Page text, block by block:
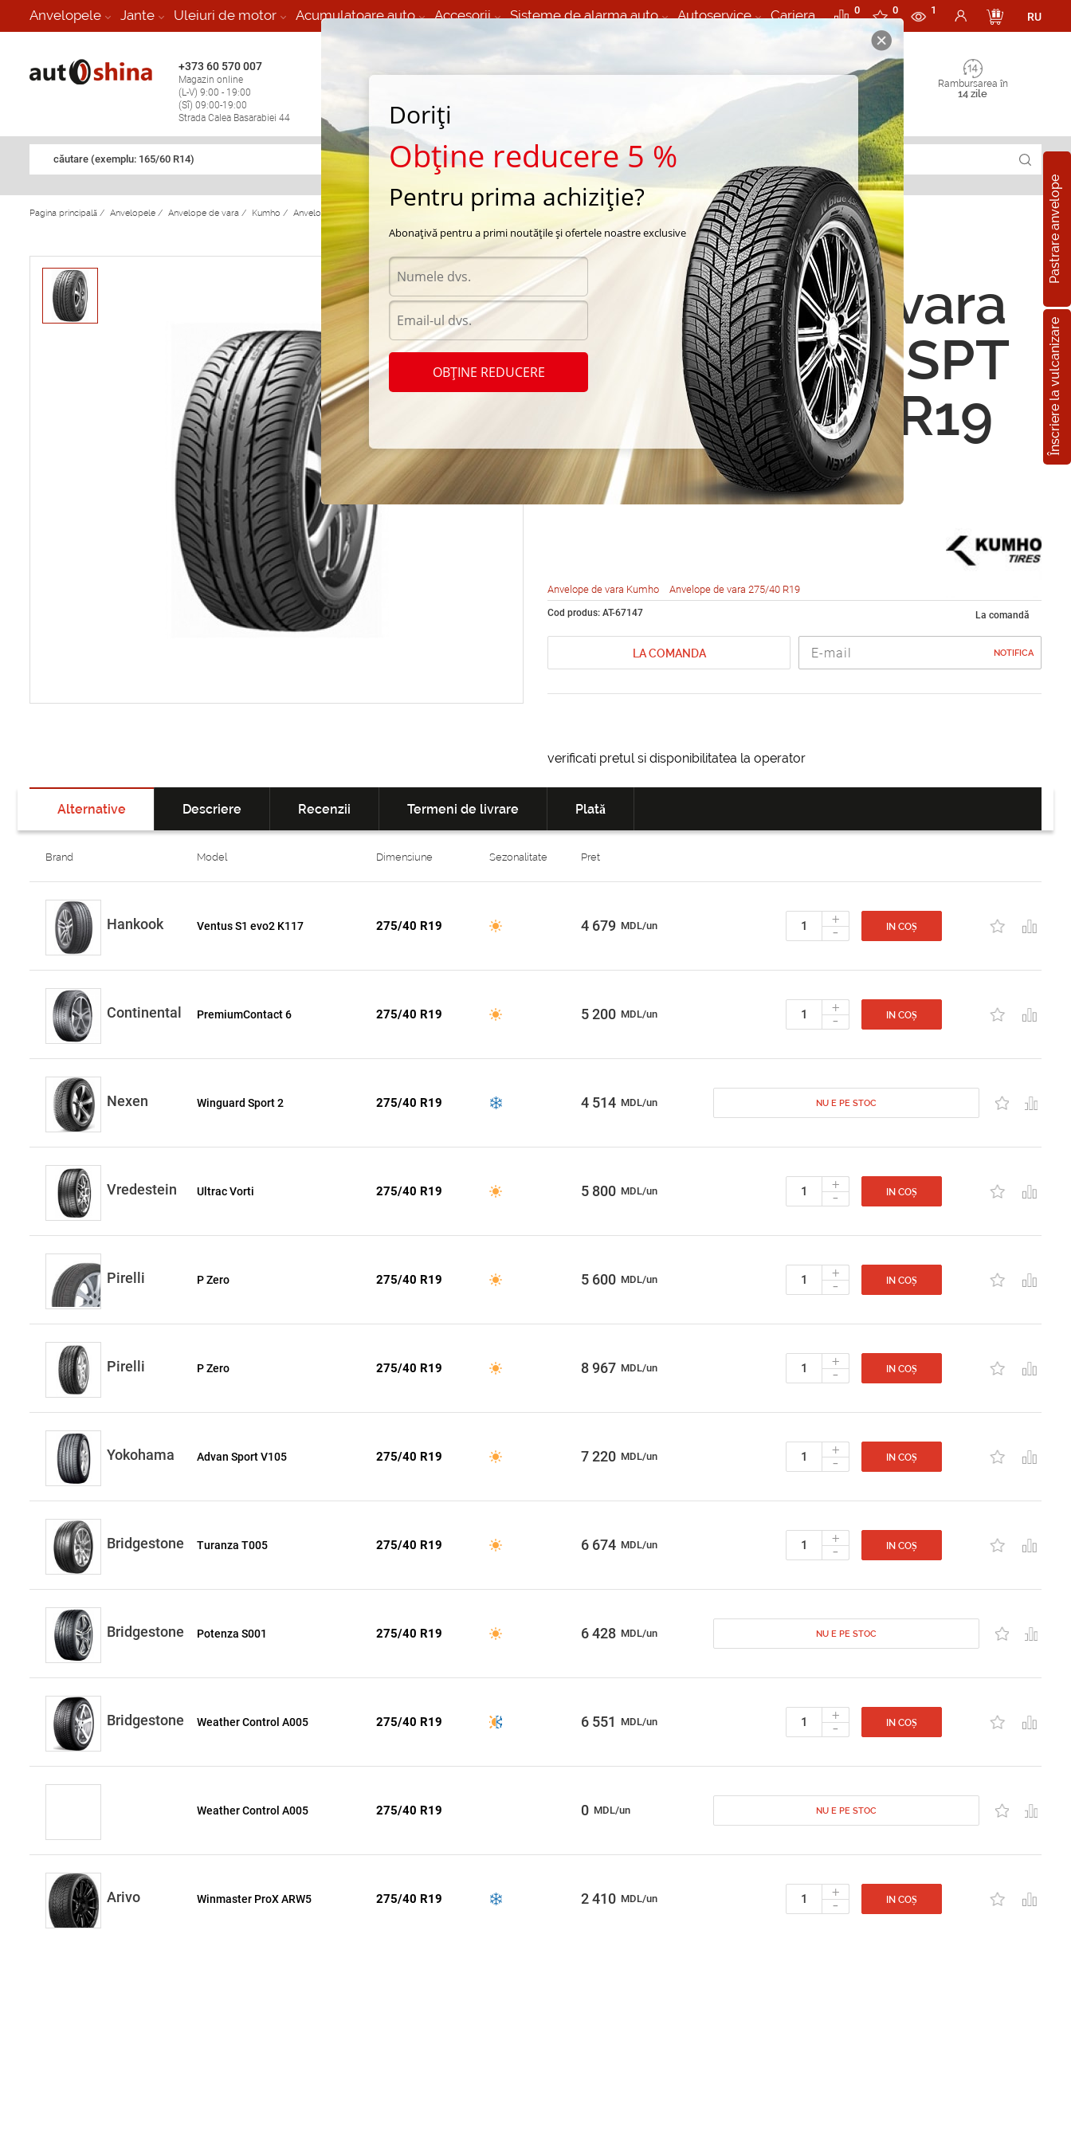
Anvelopele Jante Uleiuri de motor Acumulatoare auto Accesorii Sisteme de alarma auto Autoservice Cariera 0 0 1
RU
+373 60 570 007
Magazin online
(L-V) 9:00 - 19:00
(Sî) 09:00-19:00
Strada Calea Basarabiei 44
Vulcanizare Mobila 24/7 non
Rambursarea în
14 zile
căutare (exemplu: 165/60 R14)
Pastrare anvelope
Înscriere la vulcanizare
Pagina principală / Anvelopele / Anvelope de vara / Kumho / Anvelope de vara Kumho Ecsta SPT KU31 Kumho Ecsta SPT KU31 275/40 R19 95Y
Anvelope de vara
Kumho Ecsta SPT
KU31 275/40 R19
95Y
Anvelope de vara Kumho Anvelope de vara 275/40 R19
Cod produs: AT-67147 La comandă
LA COMANDA NOTIFICA
verificati pretul si disponibilitatea la operator
Alternative Descriere Recenzii Termeni de livrare Plată
Brand Model Dimensiune Sezonalitate Pret
Hankook Ventus S1 evo2 K117 275/40 R19 4 679 MDL/un +
- IN COȘ
Continental PremiumContact 6 275/40 R19 5 200 MDL/un +
- IN COȘ
Nexen Winguard Sport 2 275/40 R19 4 514 MDL/un NU E PE STOC
Vredestein Ultrac Vorti 275/40 R19 5 800 MDL/un +
- IN COȘ
Pirelli P Zero 275/40 R19 5 600 MDL/un +
- IN COȘ
Pirelli P Zero 275/40 R19 8 967 MDL/un +
- IN COȘ
Yokohama Advan Sport V105 275/40 R19 7 220 MDL/un +
- IN COȘ
Bridgestone Turanza T005 275/40 R19 6 674 MDL/un +
- IN COȘ
Bridgestone Potenza S001 275/40 R19 6 428 MDL/un NU E PE STOC
Bridgestone Weather Control A005 275/40 R19 6 551 MDL/un +
- IN COȘ
Weather Control A005 275/40 R19 0 MDL/un NU E PE STOC
Arivo Winmaster ProX ARW5 275/40 R19 2 410 MDL/un +
- IN COȘ
Doriți
Obține reducere 5 %
Pentru prima achiziție?
Abonațivă pentru a primi noutățile și ofertele noastre exclusive
OBȚINE REDUCERE